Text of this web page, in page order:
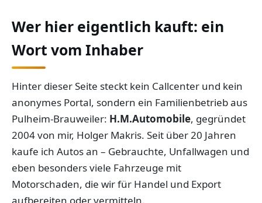
Wer hier eigentlich kauft: ein
Wort vom Inhaber
Hinter dieser Seite steckt kein Callcenter und kein
anonymes Portal, sondern ein Familienbetrieb aus
Pulheim-Brauweiler: H.M.Automobile, gegründet
2004 von mir, Holger Makris. Seit über 20 Jahren
kaufe ich Autos an – Gebrauchte, Unfallwagen und
eben besonders viele Fahrzeuge mit
Motorschaden, die wir für Handel und Export